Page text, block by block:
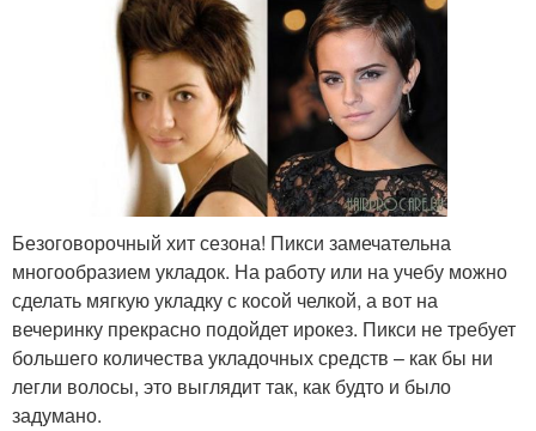
Безоговорочный хит сезона! Пикси замечательна
многообразием укладок. На работу или на учебу можно
сделать мягкую укладку с косой челкой, а вот на
вечеринку прекрасно подойдет ирокез. Пикси не требует
большего количества укладочных средств – как бы ни
легли волосы, это выглядит так, как будто и было
задумано.